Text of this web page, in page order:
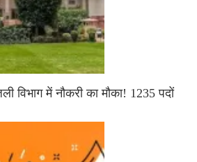
विभाग में नौकरी का मौका! 1235 पदों